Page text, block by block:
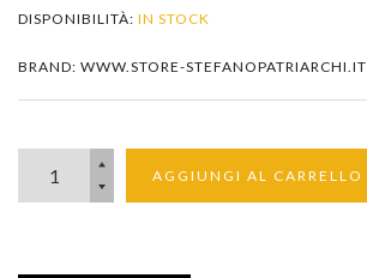
DISPONIBILITÀ: IN STOCK
BRAND: WWW.STORE-STEFANOPATRIARCHI.IT
AGGIUNGI AL CARRELLO